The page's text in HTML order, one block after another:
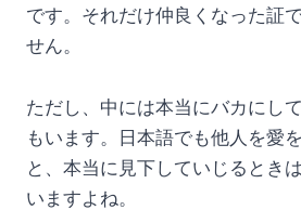
です。それだけ仲良くなった証
せん。
ただし、中には本当にバカにし
もいます。日本語でも他人を愛
と、本当に見下していじるとき
いますよね。